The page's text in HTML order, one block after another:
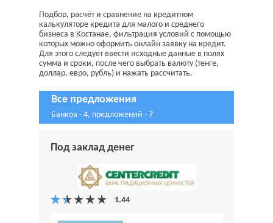
Подбор, расчёт и сравнение на кредитном
калькуляторе кредита для малого и среднего
бизнеса в Костанае, фильтрация условий с помощью
которых можно оформить онлайн заявку на кредит.
Для этого следует ввести исходные данные в полях
сумма и сроки, после чего выбрать валюту (тенге,
доллар, евро, рубль) и нажать рассчитать.
Все предложения
Банков - 4, предложений - 7
Под заклад денег